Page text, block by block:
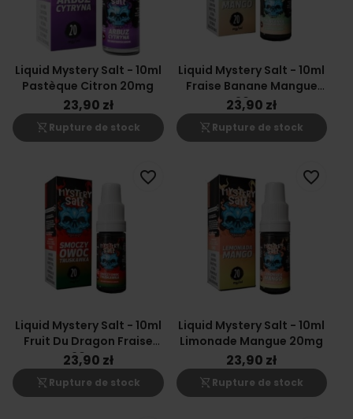
Liquid Mystery Salt - 10ml
Pastèque Citron 20mg
23,90 zł
shopping_cart_off Rupture de stock
Liquid Mystery Salt - 10ml
Fraise Banane Mangue
20mg
23,90 zł
shopping_cart_off Rupture de stock
Liquid Mystery Salt - 10ml
Fruit Du Dragon Fraise
20mg
23,90 zł
shopping_cart_off Rupture de stock
favorite_border
Liquid Mystery Salt - 10ml
Limonade Mangue 20mg
23,90 zł
shopping_cart_off Rupture de stock
favorite_border